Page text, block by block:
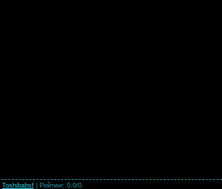
Toshibabsf Рейтинг: 0.0/0